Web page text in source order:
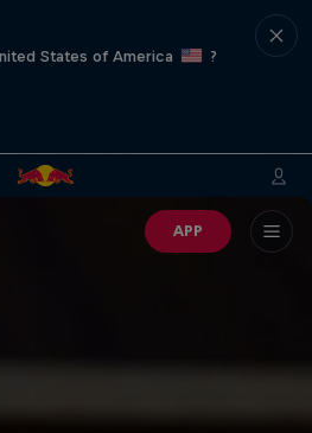
States of America
?
APP